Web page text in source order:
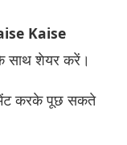
Kaise
साथ शेयर करें।
करके पूछ सकते